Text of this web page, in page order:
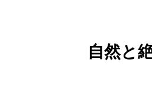
自然と